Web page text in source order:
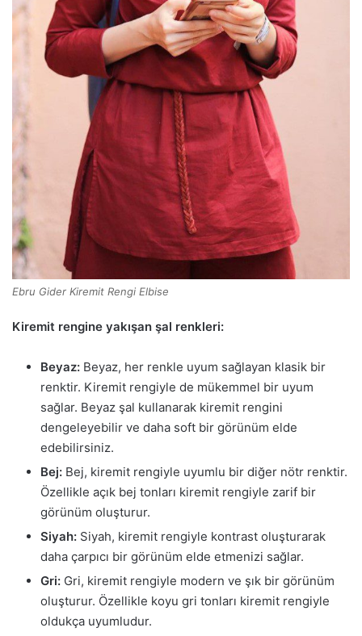
Ebru Gider Kiremit Rengi Elbise
Kiremit rengine yakışan şal renkleri:
Beyaz: Beyaz, her renkle uyum sağlayan klasik bir
renktir. Kiremit rengiyle de mükemmel bir uyum
sağlar. Beyaz şal kullanarak kiremit rengini
dengeleyebilir ve daha soft bir görünüm elde
edebilirsiniz.
Bej: Bej, kiremit rengiyle uyumlu bir diğer nötr renktir.
Özellikle açık bej tonları kiremit rengiyle zarif bir
görünüm oluşturur.
Siyah: Siyah, kiremit rengiyle kontrast oluşturarak
daha çarpıcı bir görünüm elde etmenizi sağlar.
Gri: Gri, kiremit rengiyle modern ve şık bir görünüm
oluşturur. Özellikle koyu gri tonları kiremit rengiyle
oldukça uyumludur.